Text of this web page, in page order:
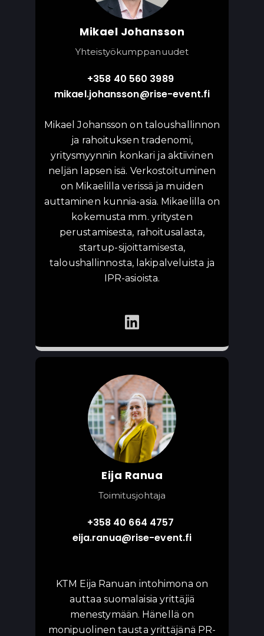
Mikael Johansson
Yhteistyökumppanuudet
+358 40 560 3989
mikael.johansson@rise-event.fi
Mikael Johansson on taloushallinnon
ja rahoituksen tradenomi,
yritysmyynnin konkari ja aktiivinen
neljän lapsen isä. Verkostoituminen
on Mikaelilla verissä ja muiden
auttaminen kunnia-asia. Mikaelilla on
kokemusta mm. yritysten
perustamisesta, rahoitusalasta,
startup-sijoittamisesta,
taloushallinnosta, lakipalveluista ja
IPR-asioista.
Eija Ranua
Toimitusjohtaja
+358 40 664 4757
eija.ranua@rise-event.fi
KTM Eija Ranuan intohimona on
auttaa suomalaisia yrittäjiä
menestymään. Hänellä on
monipuolinen tausta yrittäjänä PR-